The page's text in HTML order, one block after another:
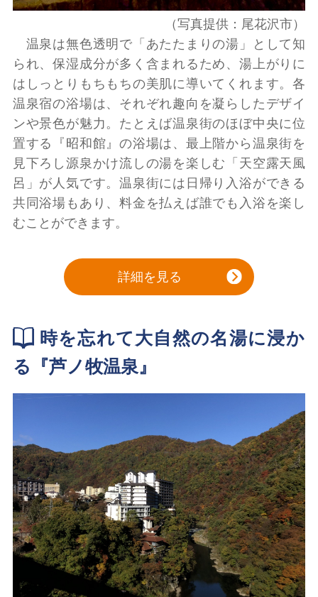
（写真提供：尾花沢市）
温泉は無色透明で「あたたまりの湯」として知
られ、保湿成分が多く含まれるため、湯上がりに
はしっとりもちもちの美肌に導いてくれます。各
温泉宿の浴場は、それぞれ趣向を凝らしたデザイ
ンや景色が魅力。たとえば温泉街のほぼ中央に位
置する『昭和館』の浴場は、最上階から温泉街を
見下ろし源泉かけ流しの湯を楽しむ「天空露天風
呂」が人気です。温泉街には日帰り入浴ができる
共同浴場もあり、料金を払えば誰でも入浴を楽し
むことができます。
詳細を見る
時を忘れて大自然の名湯に浸か
る『芦ノ牧温泉』